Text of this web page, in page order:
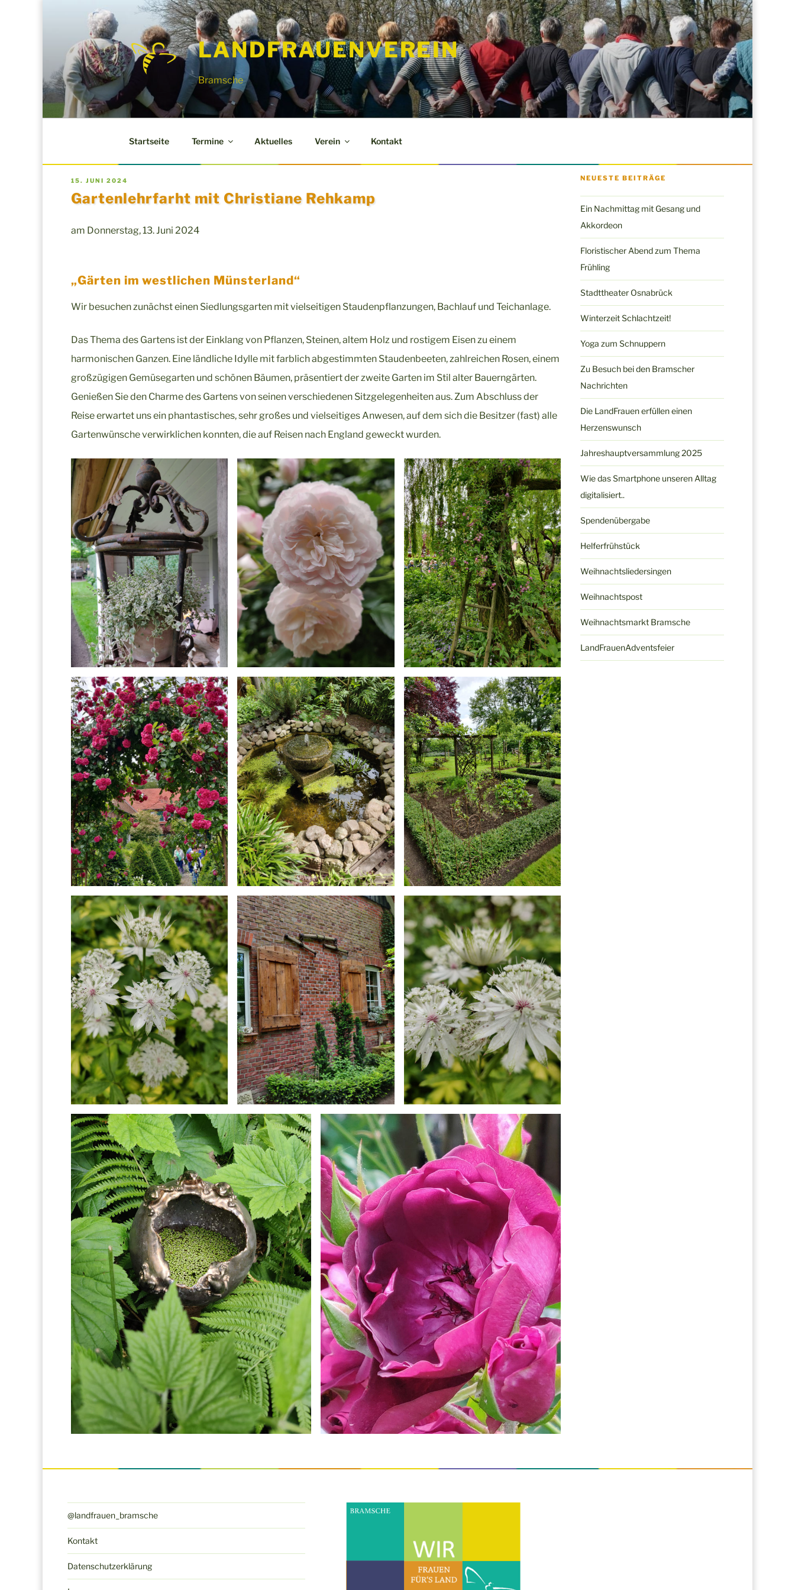
springen
LANDFRAUENVEREIN
Bramsche
Startseite Termine Aktuelles Verein Kontakt
VERÖFFENTLICHT
15. JUNI 2024
Gartenlehrfarht mit Christiane Rehkamp
am Donnerstag, 13. Juni 2024
„Gärten im westlichen Münsterland“
Wir besuchen zunächst einen Siedlungsgarten mit vielseitigen Staudenpflanzungen, Bachlauf und Teichanlage.
Das Thema des Gartens ist der Einklang von Pflanzen, Steinen, altem Holz und rostigem Eisen zu einem
harmonischen Ganzen. Eine ländliche Idylle mit farblich abgestimmten Staudenbeeten, zahlreichen Rosen, einem
großzügigen Gemüsegarten und schönen Bäumen, präsentiert der zweite Garten im Stil alter Bauerngärten.
Genießen Sie den Charme des Gartens von seinen verschiedenen Sitzgelegenheiten aus. Zum Abschluss der
Reise erwartet uns ein phantastisches, sehr großes und vielseitiges Anwesen, auf dem sich die Besitzer (fast) alle
Gartenwünsche verwirklichen konnten, die auf Reisen nach England geweckt wurden.
NEUESTE BEITRÄGE
Ein Nachmittag mit Gesang und
Akkordeon
Floristischer Abend zum Thema
Frühling
Stadttheater Osnabrück
Winterzeit Schlachtzeit!
Yoga zum Schnuppern
Zu Besuch bei den Bramscher
Nachrichten
Die LandFrauen erfüllen einen
Herzenswunsch
Jahreshauptversammlung 2025
Wie das Smartphone unseren Alltag
digitalisiert..
Spendenübergabe
Helferfrühstück
Weihnachtsliedersingen
Weihnachtspost
Weihnachtsmarkt Bramsche
LandFrauenAdventsfeier
@landfrauen_bramsche
Kontakt
Datenschutzerklärung